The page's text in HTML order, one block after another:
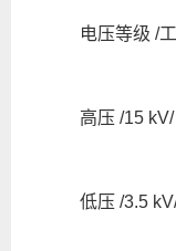
电压等级 /工
高压 /15 kV/
低压 /3.5 kV/